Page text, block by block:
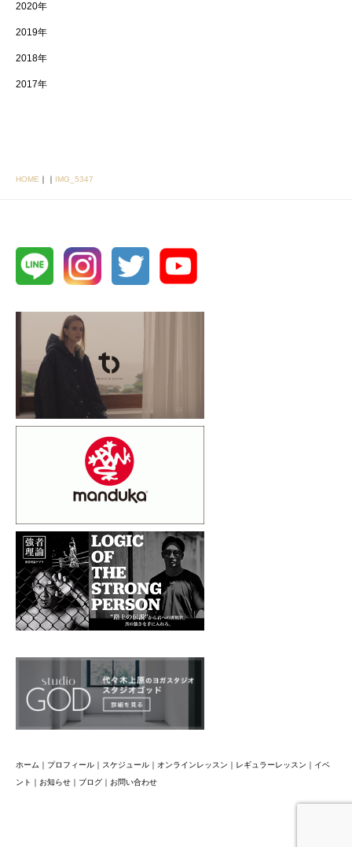
2020年
2019年
2018年
2017年
HOME ｜ ｜ IMG_5347
ホーム ｜ プロフィール ｜ スケジュール ｜ オンラインレッスン ｜ レギュラーレッスン ｜ イベ
ント ｜ お知らせ ｜ ブログ ｜ お問い合わせ